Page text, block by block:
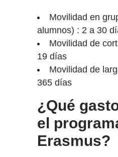
Movilidad en
alumnos) : 2 a 30
Movilidad de
19 días
Movilidad de
365 días
¿Qué
el
Erasmus?